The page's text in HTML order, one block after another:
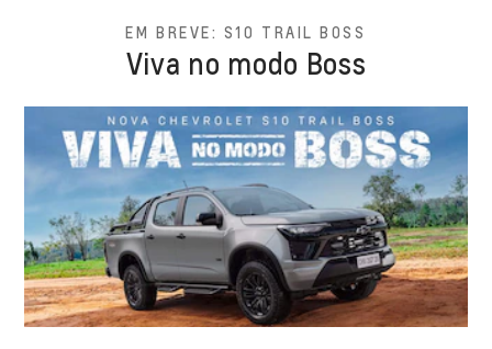
EM BREVE: S10 TRAIL BOSS
Viva no modo Boss